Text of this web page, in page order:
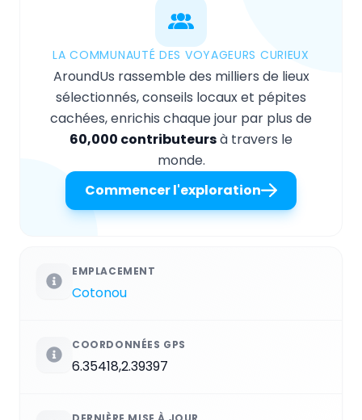
LA COMMUNAUTÉ DES VOYAGEURS CURIEUX
AroundUs rassemble des milliers de lieux
sélectionnés, conseils locaux et pépites
cachées, enrichis chaque jour par plus de
60,000 contributeursà travers le
monde.
Commencer l'exploration
EMPLACEMENT
Cotonou
COORDONNÉES GPS
6.35418,2.39397